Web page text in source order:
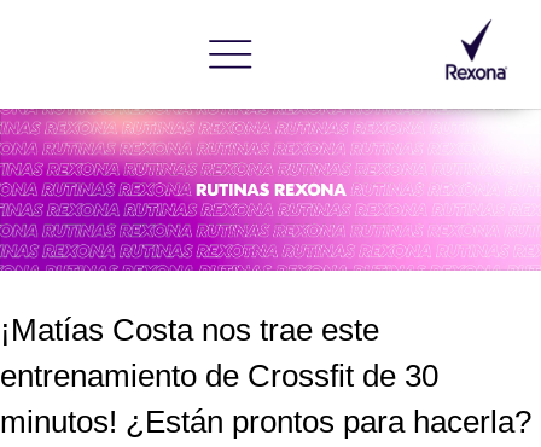
¡Matías Costa nos trae este
entrenamiento de Crossfit de 30
minutos! ¿Están prontos para hacerla?